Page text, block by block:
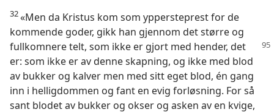
32«Men da Kristus kom som yppersteprest for de
kommende goder, gikk han gjennom det større og
fullkomneretelt, som ikke er gjort med hender, det
er: som ikke er av denne skapning, og ikke med blod
av bukker og kalver men med sitt eget blod, én gang
inn i helligdommen og fant en evig forløsning. For så
sant blodet av bukker og okser og asken av en kvige,